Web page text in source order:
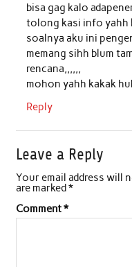
bisa gag kalo
tolong kasi info yahh
soalnya aku ini
memang sihh blum
rencana,,,,,,
mohon yahh kakak
Reply
Leave a Reply
Your email address will
are marked*
Comment*